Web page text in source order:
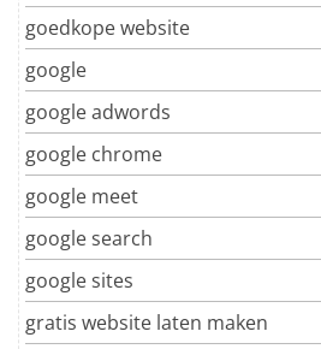
goedkope website
google
google adwords
google chrome
google meet
google search
google sites
gratis website laten maken